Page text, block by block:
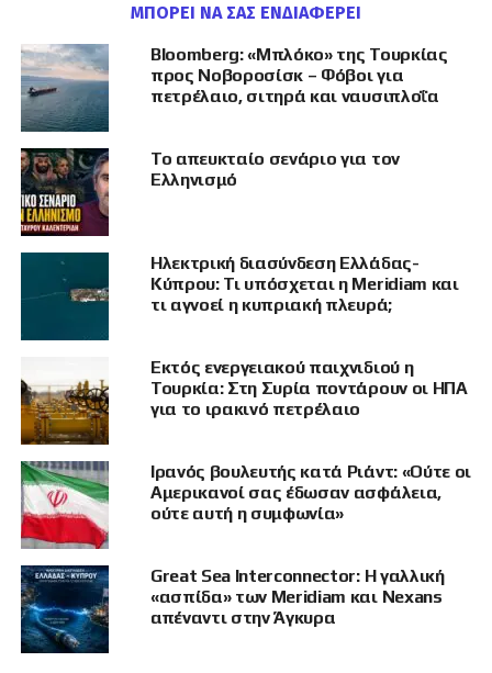
υποστήριξε ότι η Τουρκία είναι χώρα που
«σέβεται το διεθνές δίκαιο και τις σχέσεις
καλής γειτονίας». Παράλληλα, ανέφερε ότι η
Άγκυρα αναμένει τον ίδιο σεβασμό από τους
γείτονές της.
Σύμφωνα με τις τουρκικές πηγές, ο Τούρκος
Yπουργός εξέφρασε επίσης
δηλώσεις που, όπως είπε, βασίζονται σε ελλιπή
πληροφόρηση σχετικά με το περιεχόμενο του
νομοσχεδίου και ενδέχεται να επηρεάσουν
αρνητικά τις διμερείς σχέσεις, ζητώντας πιο
Ο Χακάν Φιντάν ανέφερε ακόμη ότι η
Ανατολική Μεσόγειος πρέπει να αποτελεί πεδίο
συνεργασίας και όχι κλιμάκωσης,
υποστηρίζοντας ότι θα πρέπει να
αποφεύγονται βήματα που θα μπορούσαν να
στραφούν κατά της Τουρκίας και να βλάψουν
την περιφερειακή σταθερότητα.
Πηγή: ΚΥΠΕ
ΜΠΟΡΕΊ ΝΑ ΣΑΣ ΕΝΔΙΑΦΈΡΕΙ
Bloomberg: «Μπλόκο» της Τουρκίας
προς Νοβοροσίσκ – Φόβοι για
πετρέλαιο, σιτηρά και ναυσιπλοΐα
Το απευκταίο σενάριο για τον
Ελληνισμό
Ηλεκτρική διασύνδεση Ελλάδας-
Κύπρου: Τι υπόσχεται η Meridiam και
τι αγνοεί η κυπριακή πλευρά;
Εκτός ενεργειακού παιχνιδιού η
Τουρκία: Στη Συρία ποντάρουν οι ΗΠΑ
για το ιρακινό πετρέλαιο
Ιρανός βουλευτής κατά Ριάντ: «Ούτε οι
Αμερικανοί σας έδωσαν ασφάλεια,
ούτε αυτή η συμφωνία»
Great Sea Interconnector: Η γαλλική
«ασπίδα» των Meridiam και Nexans
απέναντι στην Άγκυρα